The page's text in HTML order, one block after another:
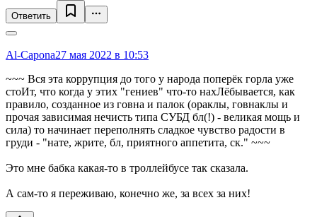
Ответить
Al-Capona27 мая 2022 в 10:53
~~~ Вся эта коррупция до того у народа поперёк горла уже
стоИт, что когда у этих "гениев" что-то нахЛёбывается, как
правило, созданное из говна и палок (ораклы, говнаклы и
прочая зависимая нечисть типа СУБД бл(!) - великая мощь и
сила) то начинает переполнять сладкое чувство радости в
груди - "нате, жрите, бл, приятного аппетита, ск." ~~~
Это мне бабка какая-то в троллейбусе так сказала.
А сам-то я переживаю, конечно же, за всех за них!